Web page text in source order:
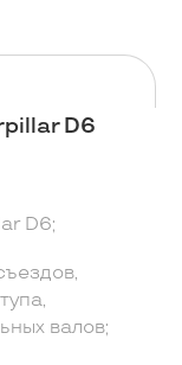
D6
D6;
валов;